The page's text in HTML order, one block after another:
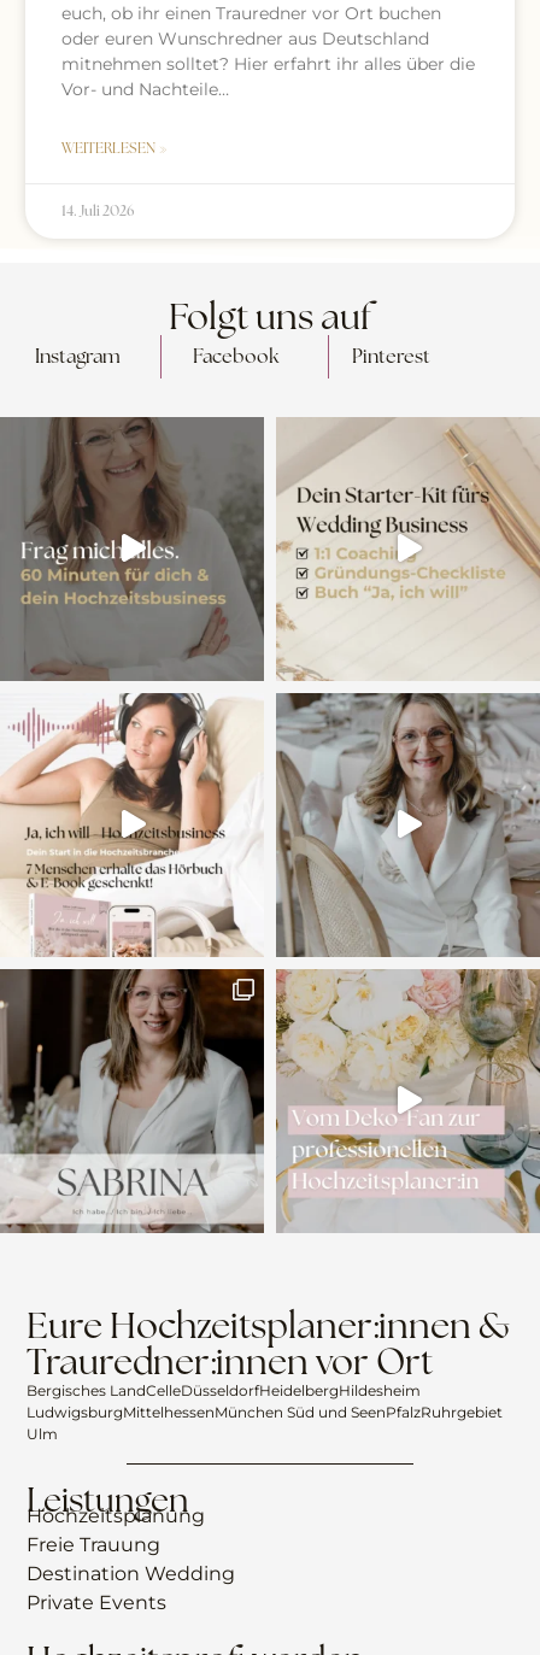
euch, ob ihr einen Trauredner vor Ort buchen
oder euren Wunschredner aus Deutschland
mitnehmen solltet? Hier erfahrt ihr alles über die
Vor- und Nachteile…
WEITERLESEN »
14. Juli 2026
Folgt uns auf
Instagram Facebook Pinterest
Eure Hochzeitsplaner:innen &
Trauredner:innen vor Ort
Bergisches LandCelleDüsseldorfHeidelbergHildesheim
LudwigsburgMittelhessenMünchen Süd und SeenPfalzRuhrgebiet
Ulm
Leistungen
Hochzeitsplanung
Freie Trauung
Destination Wedding
Private Events